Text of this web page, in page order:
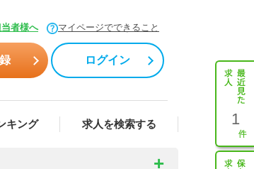
者様へ マイページでできること
ログイン
キング 求人を検索する 1